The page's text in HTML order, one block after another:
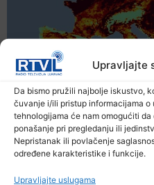
Upravljajte
Da bismo pružili najbolje iskustvo,
čuvanje i/ili pristup informacijama o
tehnologijama će nam omogućiti
ponašanje pri pregledanju ili
Nepristanak ili povlačenje
određene karakteristike i funkcije.
Upravljajte uslugama